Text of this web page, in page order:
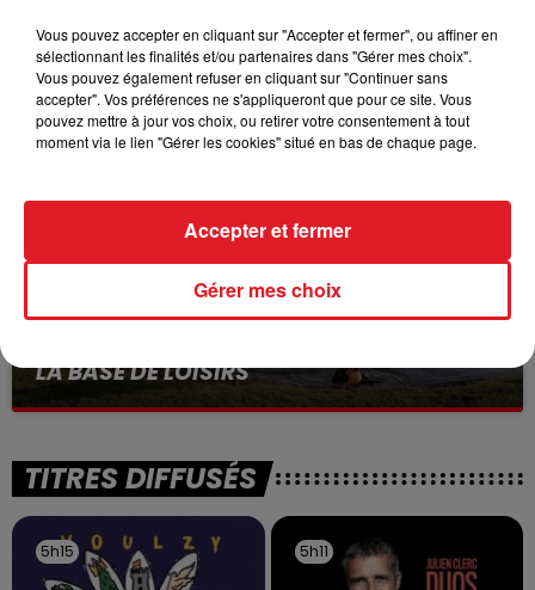
BÉTHUNE: ENQUÊTE POUR HOMICIDE
VOLONTAIRE EN COURS, APRÈS LA...
Selon les premiers éléments, le logement servait
à des prostituées
13 juillet 2026
LA BASE DE LOISIRS
La victime a coulé à pic
TITRES DIFFUSÉS
5h15
5h15 5h11
5h11
Vous pouvez accepter en cliquant sur "Accepter et fermer", ou affiner en
sélectionnant les finalités et/ou partenaires dans "Gérer mes choix".
Vous pouvez également refuser en cliquant sur "Continuer sans
accepter". Vos préférences ne s'appliqueront que pour ce site. Vous
pouvez mettre à jour vos choix, ou retirer votre consentement à tout
moment via le lien "Gérer les cookies" situé en bas de chaque page.
Gérer mes choix
Accepter et fermer